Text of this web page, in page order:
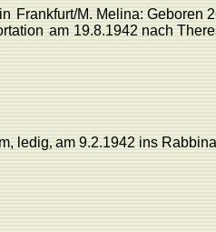
in Frankfurt/M. Melina: Geboren
am 19.8.1942 nach
ledig,am 9.2.1942 ins